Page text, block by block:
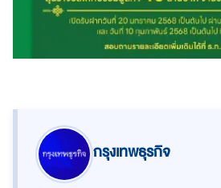
กรุงเทพธุรกิจ